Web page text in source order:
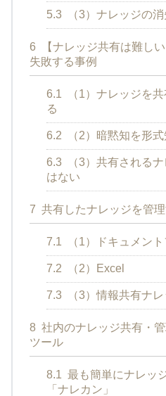
5.3 （3）ナレッジの
6
【ナレッジ共有は難し
失敗する事例
6.1
（1）ナレッジを
る
6.2 （2）暗黙知を形
6.3
（3）共有される
はない
7 共有したナレッジを管
7.1 （1）ドキュメン
7.2 （2）Excel
7.3 （3）情報共有ナ
8 社内のナレッジ共有・
ツール
8.1 最も簡単にナレッ
「ナレカン」